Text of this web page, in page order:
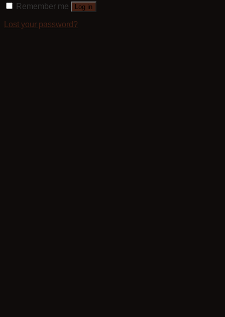
Remember me Log in
Lost your password?